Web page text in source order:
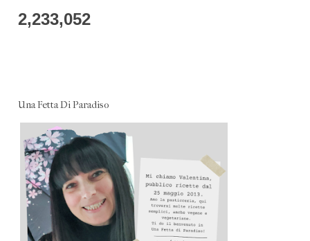
2,233,052
Una Fetta Di Paradiso